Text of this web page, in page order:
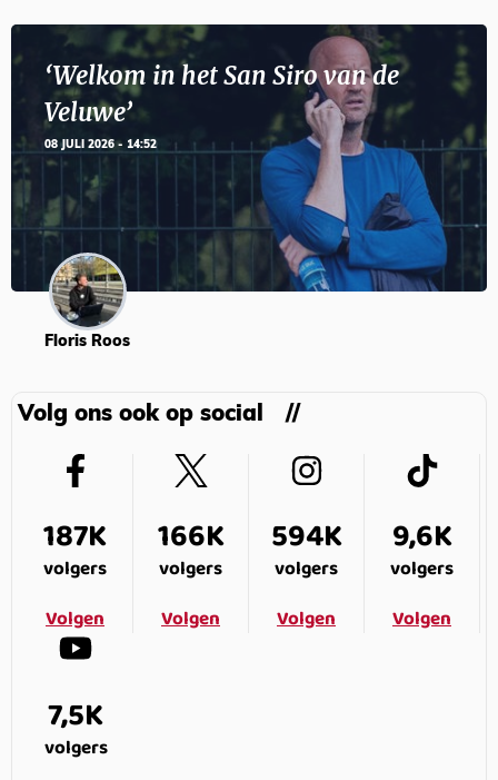
‘Welkom in het San Siro van de
Veluwe’
08 JULI 2026 - 14:52
Floris Roos
Volg ons ook op social
187K
volgers
Volgen
166K
volgers
Volgen
594K
volgers
Volgen
9,6K
volgers
Volgen
7,5K
volgers